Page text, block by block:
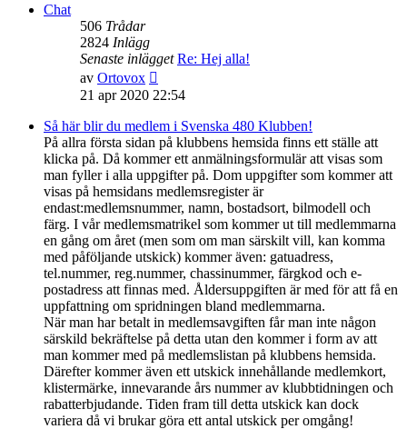
Chat
506 Trådar
2824 Inlägg
Senaste inlägget Re: Hej alla!
av Ortovox
till
senaste
inlägget
21 apr 2020 22:54
Så här blir du medlem i Svenska 480 Klubben!
På allra första sidan på klubbens hemsida finns ett ställe att
klicka på. Då kommer ett anmälningsformulär att visas som
man fyller i alla uppgifter på. Dom uppgifter som kommer att
visas på hemsidans medlemsregister är
endast:medlemsnummer, namn, bostadsort, bilmodell och
färg. I vår medlemsmatrikel som kommer ut till medlemmarna
en gång om året (men som om man särskilt vill, kan komma
med påföljande utskick) kommer även: gatuadress,
tel.nummer, reg.nummer, chassinummer, färgkod och e-
postadress att finnas med. Åldersuppgiften är med för att få en
uppfattning om spridningen bland medlemmarna.
När man har betalt in medlemsavgiften får man inte någon
särskild bekräftelse på detta utan den kommer i form av att
man kommer med på medlemslistan på klubbens hemsida.
Därefter kommer även ett utskick innehållande medlemkort,
klistermärke, innevarande års nummer av klubbtidningen och
rabatterbjudande. Tiden fram till detta utskick kan dock
variera då vi brukar göra ett antal utskick per omgång!